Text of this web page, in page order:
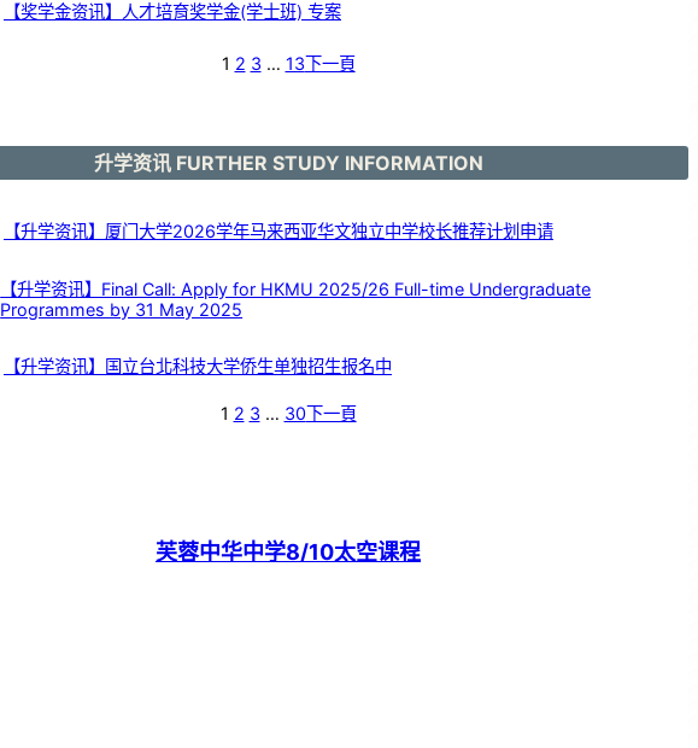
【奖学金资讯】人才培育奖学金(学士班) 专案
1 2 3 … 13下一頁
升学资讯 FURTHER STUDY INFORMATION
【升学资讯】厦门大学2026学年马来西亚华文独立中学校长推荐计划申请
【升学资讯】Final Call: Apply for HKMU 2025/26 Full-time Undergraduate
Programmes by 31 May 2025
【升学资讯】国立台北科技大学侨生单独招生报名中
1 2 3 … 30下一頁
芙蓉中华中学8/10太空课程